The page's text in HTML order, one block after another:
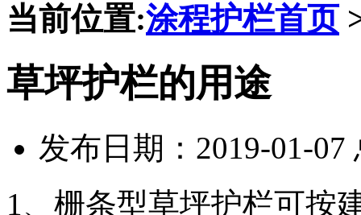
当前位置:涂程护栏首页
草坪护栏的用途
发布日期：2019-01-07
1、栅条型草坪护栏可按